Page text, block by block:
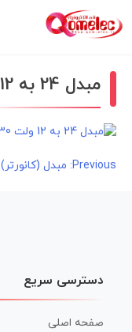
مبدل 24 به 12 ولت 30 آمپر BEST POWER
راهبری
Previous: مبدل (کانورتر) 24 به 12 ولت 30 آمپر BEST POWER
دسترسی سریع
صفحه اصلی